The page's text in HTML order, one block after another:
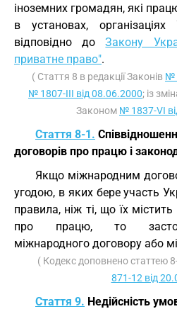
іноземних громадян, які
в установах, організаціях
відповідно доЗакону
приватне право".
( Стаття 8 в редакції Законів №
№ 1807-III від 08.06.2000; із
Законом № 1837-VI
Стаття 8-1.
договорів про працю і
Якщо міжнародним
угодою, в яких бере участь
правила, ніж ті, що їх
про працю, то
міжнародного договору або
( Кодекс доповнено статтею
871-12 від
Стаття 9. Недійсність